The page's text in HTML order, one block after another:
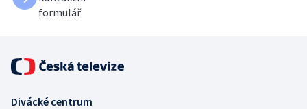
formulář
Divácké centrum